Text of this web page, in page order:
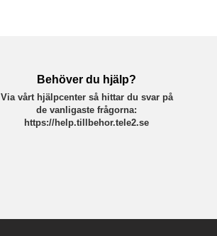
Behöver du hjälp?
Via vårt hjälpcenter så hittar du svar på
de vanligaste frågorna:
https://help.tillbehor.tele2.se